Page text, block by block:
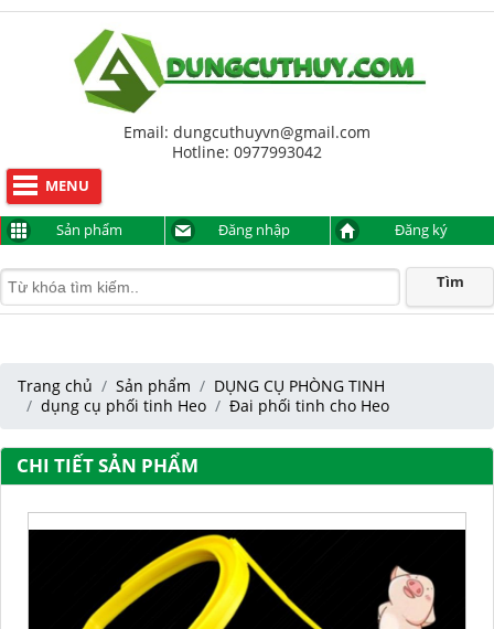
Email: dungcuthuyvn@gmail.com
Hotline: 0977993042
MENU
Sản phẩm Đăng nhập Đăng ký
Tìm
Trang chủ Sản phẩm
DỤNG CỤ PHÒNG TINH
dụng cụ phối tinh Heo
Đai phối tinh cho Heo
CHI TIẾT SẢN PHẨM
094 9999 817
Lê Nhật Thịnh
0977993042